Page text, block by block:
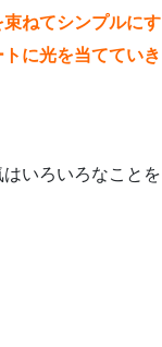
ねてシンプルにす
に光を当てていき
いろいろなことを